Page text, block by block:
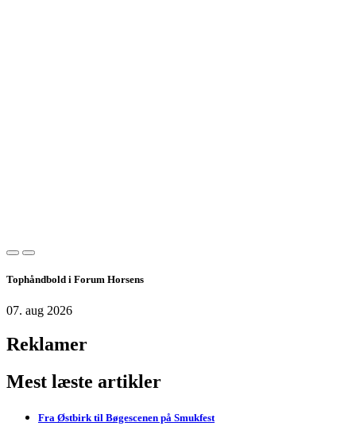
Tophåndbold i Forum Horsens
07. aug 2026
Reklamer
Mest læste artikler
Fra Østbirk til Bøgescenen på Smukfest